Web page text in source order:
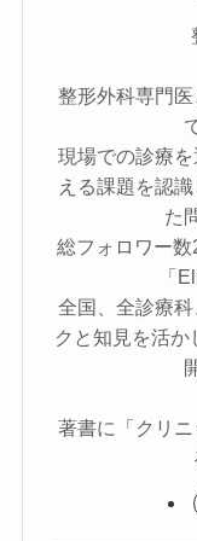
整形外科専門
現場での診療
える課題を認
た
総フォロワー
「
全国、全診療
クと知見を活
著書に「クリ